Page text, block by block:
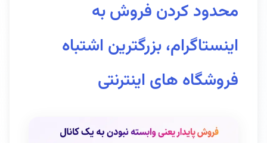
محدود کردن فروش به
اینستاگرام، بزرگترین اشتباه
فروشگاه های اینترنتی